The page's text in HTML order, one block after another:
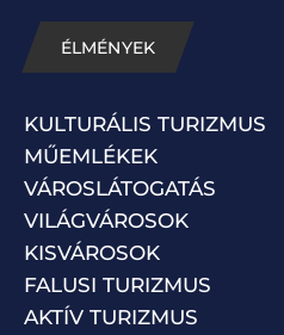
ÉLMÉNYEK
KULTURÁLIS TURIZMUS
MŰEMLÉKEK
VÁROSLÁTOGATÁS
VILÁGVÁROSOK
KISVÁROSOK
FALUSI TURIZMUS
AKTÍV TURIZMUS